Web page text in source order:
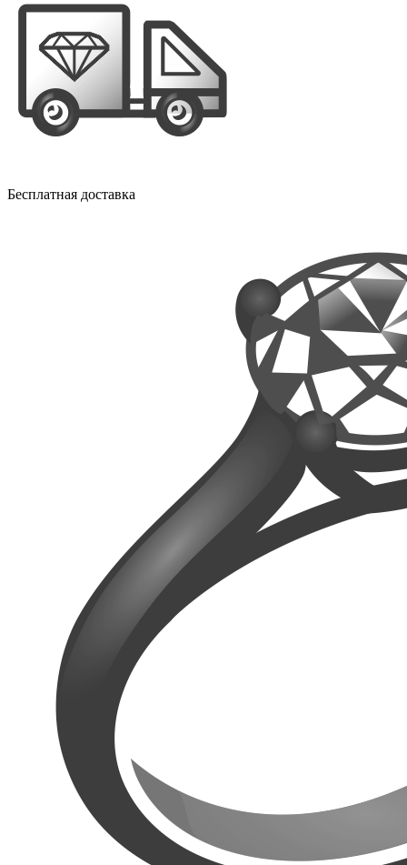
Бесплатная доставка